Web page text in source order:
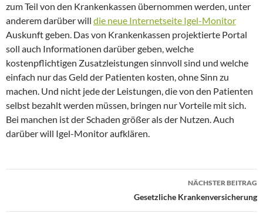
zum Teil von den Krankenkassen übernommen werden, unter
anderem darüber will die neue Internetseite Igel-Monitor
Auskunft geben. Das von Krankenkassen projektierte Portal
soll auch Informationen darüber geben, welche
kostenpflichtigen Zusatzleistungen sinnvoll sind und welche
einfach nur das Geld der Patienten kosten, ohne Sinn zu
machen. Und nicht jede der Leistungen, die von den Patienten
selbst bezahlt werden müssen, bringen nur Vorteile mit sich.
Bei manchen ist der Schaden größer als der Nutzen. Auch
darüber will Igel-Monitor aufklären.
NÄCHSTER BEITRAG
Gesetzliche Krankenversicherung